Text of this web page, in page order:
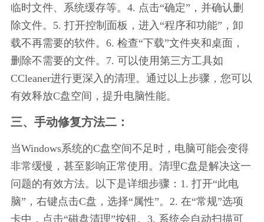
临时文件、系统缓存等。4. 点击“确定”，并确认删
除文件。5. 打开控制面板，进入“程序和功能”，卸
载不再需要的软件。6. 检查“下载”文件夹和桌面，
删除不需要的文件。7. 可以使用第三方工具如
CCleaner进行更深入的清理。通过以上步骤，您可以
有效释放C盘空间，提升电脑性能。
三、手动修复方法二：
当Windows系统的C盘空间不足时，电脑可能会变得
非常缓慢，甚至影响正常使用。清理C盘是解决这一
问题的有效方法。以下是详细步骤：1. 打开“此电
脑”，右键点击C盘，选择“属性”。2. 在“常规”选项
卡中，点击“磁盘清理”按钮。3. 系统会自动扫描可